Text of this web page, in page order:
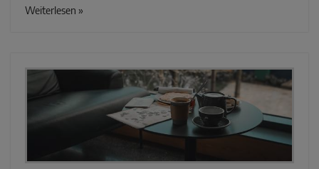
Weiterlesen »